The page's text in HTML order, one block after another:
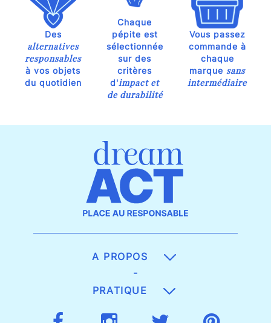
Des
alternatives
responsables
à vos objets
du quotidien
Chaque
pépite est
sélectionnée
sur des
critères
d'impact et
de durabilité
Vous passez
commande à
chaque
marque sans
intermédiaire
A PROPOS
-
PRATIQUE